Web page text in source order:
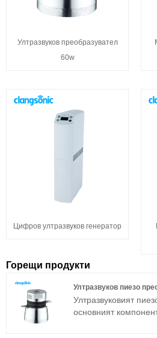
Ултразвуков преобразувател
60w
Цифров ултразвуков генератор
Горещи продукти
Ултразвуков пиезо
Ултразвуковият
основният